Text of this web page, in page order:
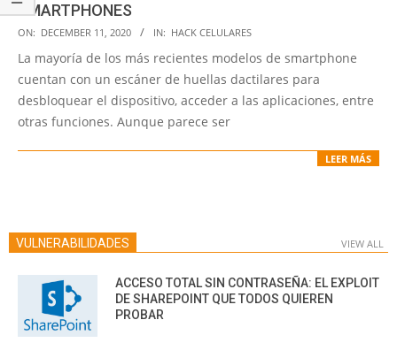
SMARTPHONES
2020-
12-
11
ON: DECEMBER 11, 2020 IN: HACK CELULARES
La mayoría de los más recientes modelos de smartphone
cuentan con un escáner de huellas dactilares para
desbloquear el dispositivo, acceder a las aplicaciones, entre
otras funciones. Aunque parece ser
LEER MÁS
VULNERABILIDADES VIEW ALL
ACCESO TOTAL SIN CONTRASEÑA: EL EXPLOIT
DE SHAREPOINT QUE TODOS QUIEREN
PROBAR